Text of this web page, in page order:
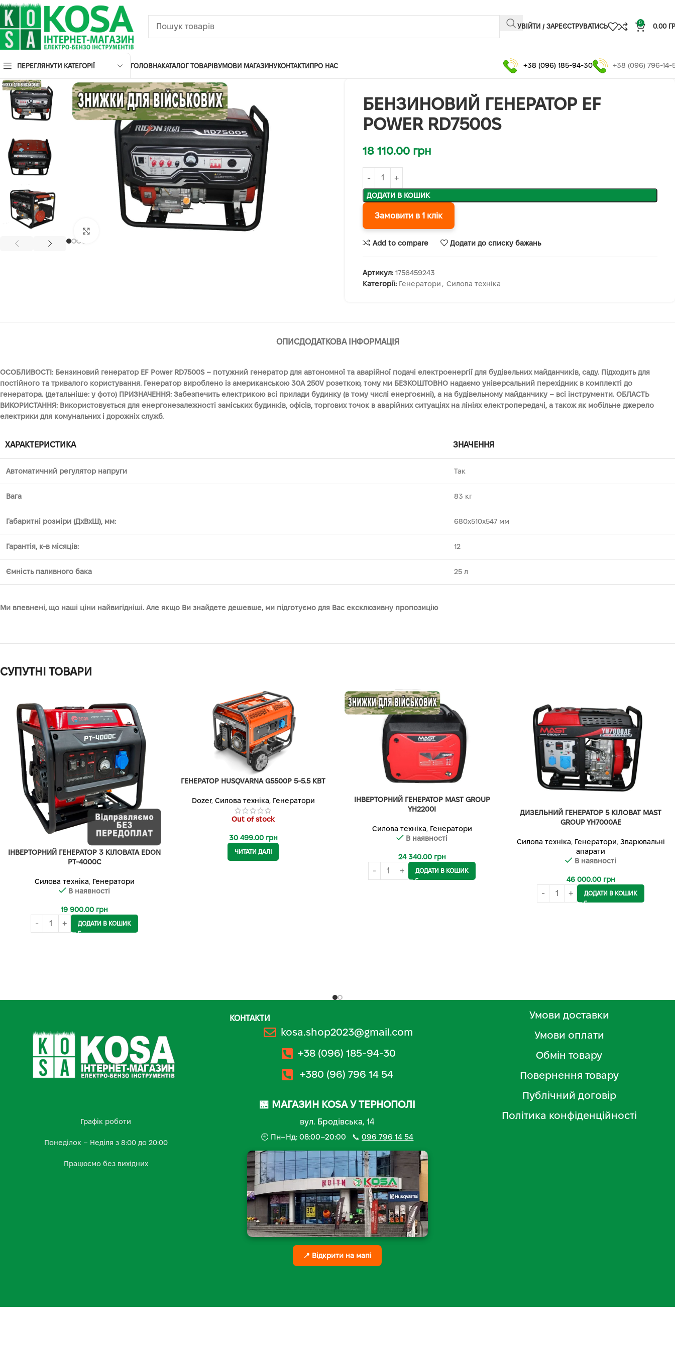
УВІЙТИ / ЗАРЕЄСТРУВАТИСЬ
0
0.00
ПЕРЕГЛЯНУТИ КАТЕГОРІЇ ГОЛОВНАКАТАЛОГ ТОВАРІВУМОВИ МАГАЗИНУКОНТАКТИПРО НАС +38 (096) 185-94-30 +38 (096) 796-14-
Клацніть, щоб збільшити
БЕНЗИНОВИЙ ГЕНЕРАТОР EF
POWER RD7500S
18 110.00 грн
ДОДАТИ В КОШИК
Замовити в 1 клік
Add to compare Додати до списку бажань
Артикул: 1756459243
Категорії: Генератори , Силова техніка
ОПИСДОДАТКОВА ІНФОРМАЦІЯ
ОСОБЛИВОСТІ: Бензиновий генератор EF Power RD7500S – потужний генератор для автономної та аварійної подачі електроенергії для будівельних майданчиків, саду. Підходить для
постійного та тривалого користування. Генератор вироблено із американською 30A 250V розеткою, тому ми БЕЗКОШТОВНО надаємо універсальний перехідник в комплекті до
генератора. (детальніше: у фото) ПРИЗНАЧЕННЯ: Забезпечить електрикою всі прилади будинку (в тому числі енергоємні), а на будівельному майданчику – всі інструменти. ОБЛАСТЬ
ВИКОРИСТАННЯ: Використовується для енергонезалежності заміських будинків, офісів, торгових точок в аварійних ситуаціях на лініях електропередачі, а також як мобільне джерело
електрики для комунальних і дорожніх служб.
ХАРАКТЕРИСТИКА ЗНАЧЕННЯ
Автоматичний регулятор напруги Так
Вага 83 кг
Габаритні розміри (ДхВхШ), мм: 680х510х547 мм
Гарантія, к-в місяців: 12
Ємність паливного бака 25 л
Ми впевнені, що наші ціни найвигідніші. Але якщо Ви знайдете дешевше, ми підготуємо для Вас ексклюзивну пропозицію
СУПУТНІ ТОВАРИ
ІНВЕРТОРНИЙ ГЕНЕРАТОР 3 КІЛОВАТА EDON
PT-4000C
Силова техніка, Генератори
В наявності
19 900.00 грн
ДОДАТИ В КОШИК
ГЕНЕРАТОР HUSQVARNA G5500P 5-5.5 КВТ
Dozer, Силова техніка, Генератори
Out of stock
30 499.00 грн
ЧИТАТИ ДАЛІ
ІНВЕРТОРНИЙ ГЕНЕРАТОР MAST GROUP
YH2200I
Силова техніка, Генератори
В наявності
24 340.00 грн
ДОДАТИ В КОШИК
ДИЗЕЛЬНИЙ ГЕНЕРАТОР 5 КІЛОВАТ MAST
GROUP YH7000AE
Силова техніка, Генератори, Зварювальні
апарати
В наявності
46 000.00 грн
ДОДАТИ В КОШИК
Графік роботи
Понеділок – Неділя з 8:00 до 20:00
Працюємо без вихідних
КОНТАКТИ
kosa.shop2023@gmail.com
+38 (096) 185-94-30
+380 (96) 796 14 54
🏪 МАГАЗИН KOSA У ТЕРНОПОЛІ
вул. Бродівська, 14
🕘 Пн–Нд: 08:00–20:00 📞096 796 14 54
📍 Відкрити на мапі
Умови доставки
Умови оплати
Обмін товару
Повернення товару
Публічний договір
Політика конфіденційності